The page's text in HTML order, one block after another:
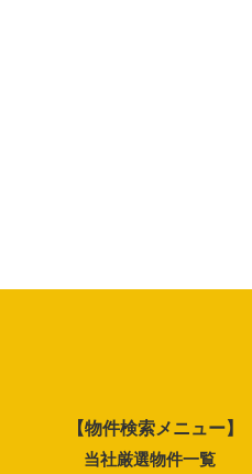
【物件検索メニュー】
当社厳選物件一覧